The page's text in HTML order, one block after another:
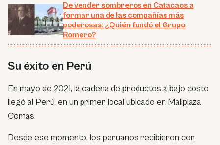
De vender sombreros en Catacaos a
formar una de las compañías más
poderosas: ¿Quién fundó el Grupo
Romero?
Su éxito en Perú
En mayo de 2021, la cadena de productos a bajo costo
llegó al Perú, en un primer local ubicado en Mallplaza
Comas.
Desde ese momento, los peruanos recibieron con